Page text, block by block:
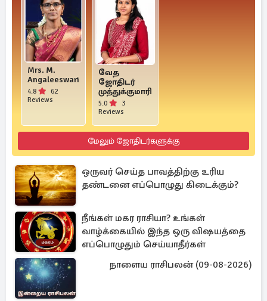
Mrs. M.
Angaleeswari
4.8
62
Reviews
வேத
ஜோதிடர்
முத்துக்குமாரி
5.0
3
Reviews
மேலும் ஜோதிடர்களுக்கு
ஒருவர் செய்த பாவத்திற்கு உரிய
தண்டனை எப்பொழுது கிடைக்கும்?
நீங்கள் மகர ராசியா? உங்கள்
வாழ்க்கையில் இந்த ஒரு விஷயத்தை
எப்பொழுதும் செய்யாதீர்கள்
நாளைய ராசிபலன் (09-08-2026)